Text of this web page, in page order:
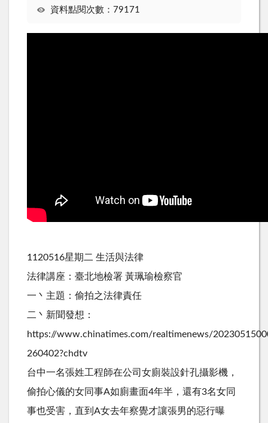
資料點閱次數：79171
1120516星期二 生活與法律
法律講座：臺北地檢署 黃珮瑜檢察官
一丶主題：偷拍之法律責任
二丶新聞發想：
https://www.chinatimes.com/realtimenews/
260402?chdtv
台中一名張姓工程師在公司女廁裝設針孔攝影機，
偷拍心儀的女同事A如廁畫面4年半，還有3名女同
事也受害，直到A女去年察覺才讓張男的惡行曝